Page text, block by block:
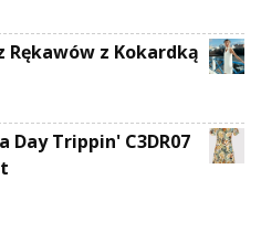
Rękawów z Kokardką
Trippin' C3DR07